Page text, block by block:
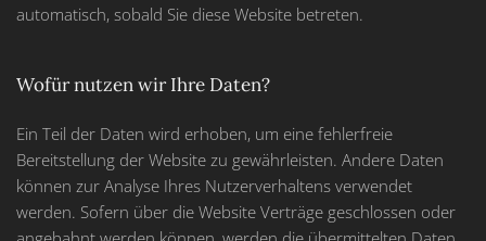
automatisch, sobald Sie diese Website betreten.
Wofür nutzen wir Ihre Daten?
Ein Teil der Daten wird erhoben, um eine fehlerfreie
Bereitstellung der Website zu gewährleisten. Andere Daten
können zur Analyse Ihres Nutzerverhaltens verwendet
werden. Sofern über die Website Verträge geschlossen oder